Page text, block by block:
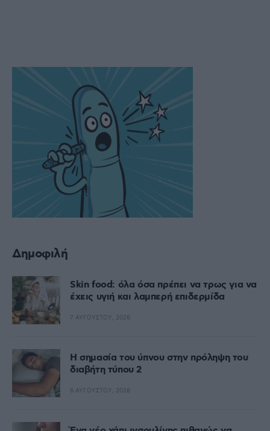
Δημοφιλή
Skin food: όλα όσα πρέπει να τρως για να
έχεις υγιή και λαμπερή επιδερμίδα
7 ΑΥΓΟΎΣΤΟΥ, 2026
Η σημασία του ύπνου στην πρόληψη του
διαβήτη τύπου 2
6 ΑΥΓΟΎΣΤΟΥ, 2026